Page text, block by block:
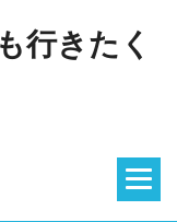
行きたく